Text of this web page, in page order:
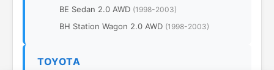
BE Sedan 2.0 AWD (1998-2003)
BH Station Wagon 2.0 AWD (1998-2003)
TOYOTA